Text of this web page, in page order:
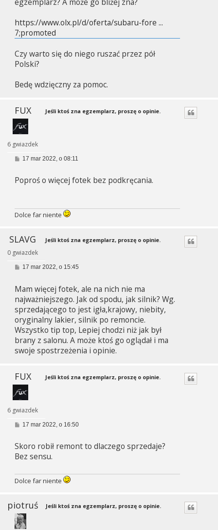
https://www.olx.pl/d/oferta/subaru-fore ...
7;promoted
Czy warto się do niego ruszać przez pół
Polski?
Bedę wdzięczny za pomoc.
FUX
6 gwiazdek
Jeśli ktoś zna egzemplarz, proszę o opinie.
P
t
17 mar 2022, o 08:11
Poproś o więcej fotek bez podkręcania.
Dolce far niente
SLAVG
0 gwiazdek
Jeśli ktoś zna egzemplarz, proszę o opinie.
P
t
17 mar 2022, o 15:45
Mam więcej fotek, ale na nich nie ma
najważniejszego. Jak od spodu, jak silnik? Wg.
sprzedającego to jest igła,krajowy, niebity,
oryginalny lakier, silnik po remoncie.
Wszystko tip top, Lepiej chodzi niż jak był
brany z salonu. A może ktoś go oglądał i ma
swoje spostrzeżenia i opinie.
FUX
6 gwiazdek
Jeśli ktoś zna egzemplarz, proszę o opinie.
P
t
17 mar 2022, o 16:50
Skoro robił remont to dlaczego sprzedaje?
Bez sensu.
Dolce far niente
piotruś Jeśli ktoś zna egzemplarz, proszę o opinie.